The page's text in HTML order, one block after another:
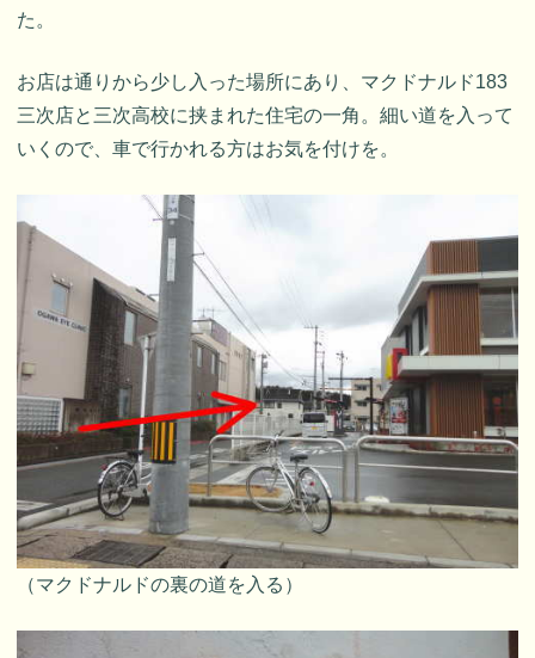
た。
お店は通りから少し入った場所にあり、マクドナルド183
三次店と三次高校に挟まれた住宅の一角。細い道を入って
いくので、車で行かれる方はお気を付けを。
（マクドナルドの裏の道を入る）